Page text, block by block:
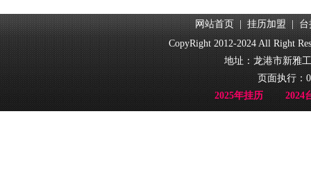
网站首页 | 挂历加盟 | 台
CopyRight 2012-2024 All Right
地址：龙港市新雅
页面执行：
2025年挂历
2024